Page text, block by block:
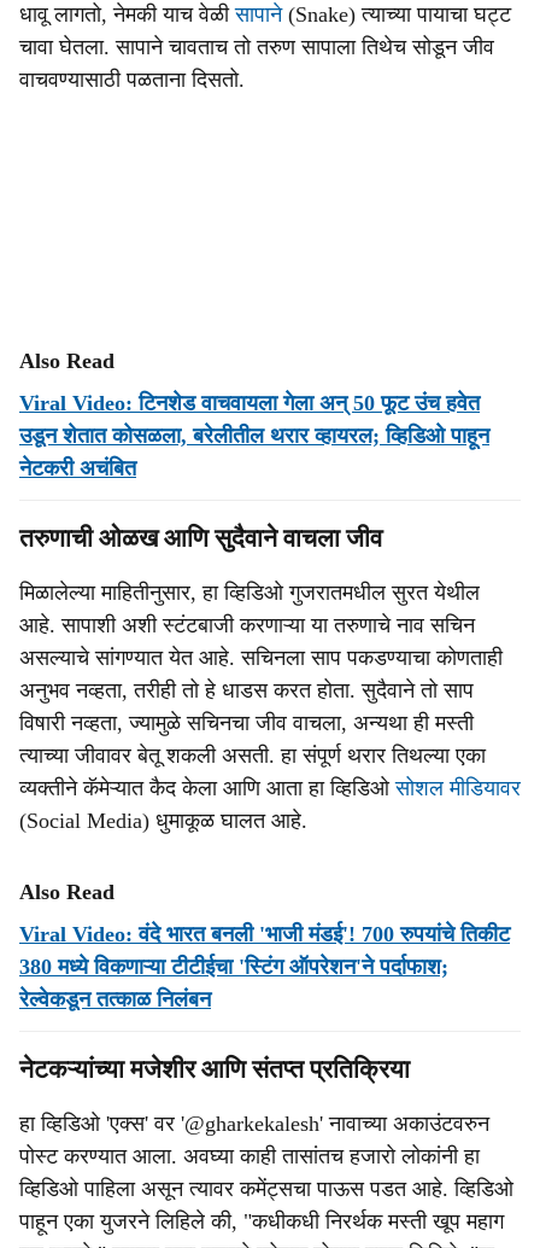
धावू लागतो, नेमकी याच वेळीसापाने(Snake) त्याच्या पायाचा घट्ट
चावा घेतला. सापाने चावताच तो तरुण सापाला तिथेच सोडून जीव
वाचवण्यासाठी पळताना दिसतो.
Also Read
Viral Video: टिनशेड वाचवायला गेला अन् 50 फूट उंच हवेत
उडून शेतात कोसळला, बरेलीतील थरार व्हायरल; व्हिडिओ पाहून
नेटकरी अचंबित
तरुणाची ओळख आणि सुदैवाने वाचला जीव
मिळालेल्या माहितीनुसार, हा व्हिडिओ गुजरातमधील सुरत येथील
आहे. सापाशी अशी स्टंटबाजी करणाऱ्या या तरुणाचे नाव सचिन
असल्याचे सांगण्यात येत आहे. सचिनला साप पकडण्याचा कोणताही
अनुभव नव्हता, तरीही तो हे धाडस करत होता. सुदैवाने तो साप
विषारी नव्हता, ज्यामुळे सचिनचा जीव वाचला, अन्यथा ही मस्ती
त्याच्या जीवावर बेतू शकली असती. हा संपूर्ण थरार तिथल्या एका
व्यक्तीने कॅमेऱ्यात कैद केला आणि आता हा व्हिडिओसोशल मीडियावर
(Social Media) धुमाकूळ घालत आहे.
Also Read
Viral Video: वंदे भारत बनली 'भाजी मंडई'! 700 रुपयांचे तिकीट
380 मध्ये विकणाऱ्या टीटीईचा 'स्टिंग ऑपरेशन'ने पर्दाफाश;
रेल्वेकडून तत्काळ निलंबन
नेटकऱ्यांच्या मजेशीर आणि संतप्त प्रतिक्रिया
हा व्हिडिओ 'एक्स' वर '@gharkekalesh' नावाच्या अकाउंटवरुन
पोस्ट करण्यात आला. अवघ्या काही तासांतच हजारो लोकांनी हा
व्हिडिओ पाहिला असून त्यावर कमेंट्सचा पाऊस पडत आहे. व्हिडिओ
पाहून एका युजरने लिहिले की, "कधीकधी निरर्थक मस्ती खूप महाग